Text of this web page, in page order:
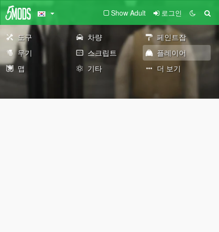
Show Adult 로그인
도구 차량
페인트잡
무기
스크립트
플레이어
맵
기타 더 보기